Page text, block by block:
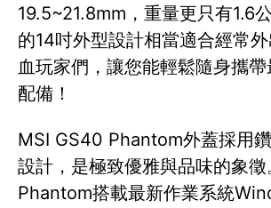
19.5~21.8mm，重量更只有1.6
的14吋外型設計相當適合經常
血玩家們，讓您能輕鬆隨身攜
配備！
MSI GS40 Phantom外蓋採用
設計，是極致優雅與品味的象
Phantom搭載最新作業系統